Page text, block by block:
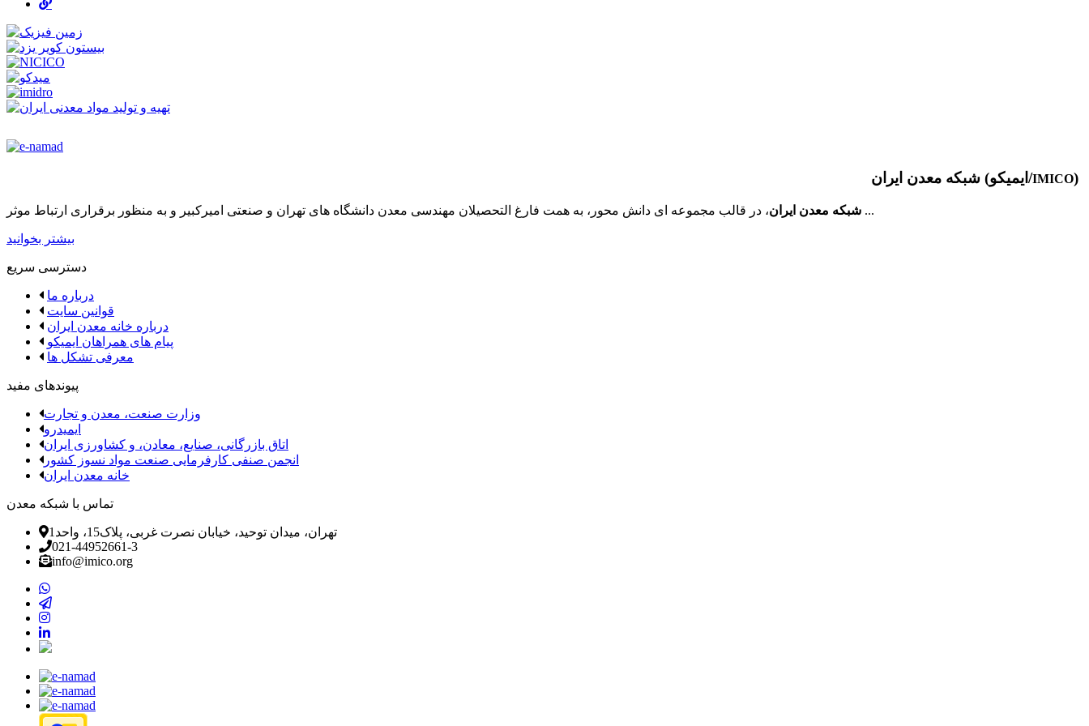
شبکه معدن ایران (ایمیکو/IMICO)
شبکه معدن ایران ، در قالب مجموعه ای دانش محور، به همت فارغ­ التحصیلان مهندسی معدن دانشگاه ­های تهران و صنعتی امیرکبیر و به منظور برقراری ارتباط موثر ...
بیشتر بخوانید
دسترسی سریع
درباره ما
قوانین سایت
درباره خانه معدن ایران
پیام های همراهان ایمیکو
معرفی تشکل ها
پیوندهای مفید
وزارت صنعت، معدن و تجارت
ایمیدرو
اتاق بازرگانی، صنایع، معادن، و کشاورزی ایران
انجمن صنفی کارفرمایی صنعت مواد نسوز کشور
خانه معدن ایران
تماس با شبکه معدن
تهران، میدان توحید، خیابان نصرت غربی، پلاک15، واحد1
021-44952661-3
info@imico.org